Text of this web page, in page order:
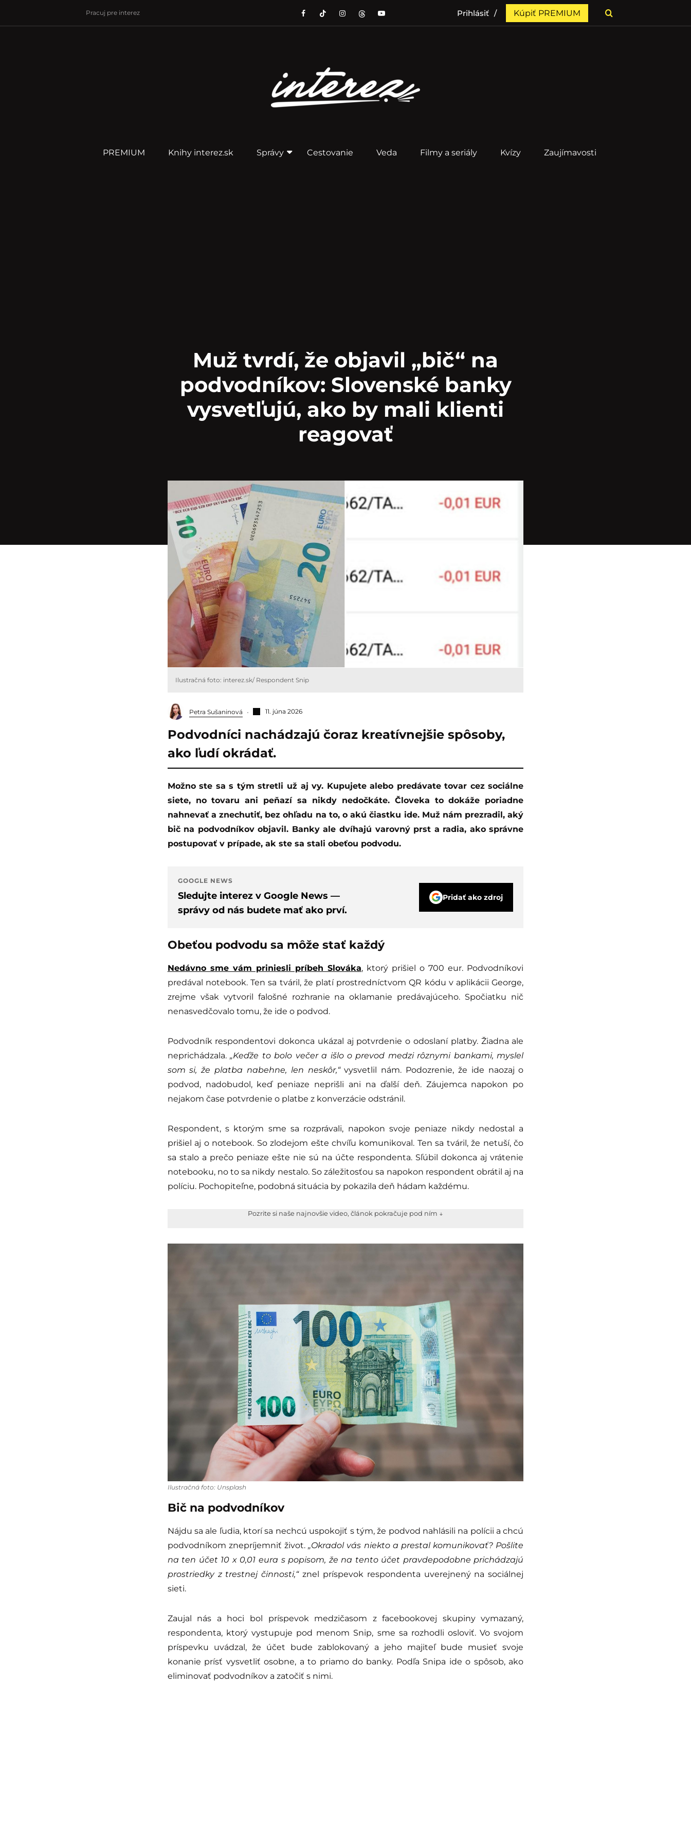
Pracuj pre interez Prihlásiť Kúpiť PREMIUM
PREMIUM Knihy interez.sk Správy Cestovanie Veda Filmy a seriály Kvízy Zaujímavosti
Muž tvrdí, že objavil „bič“ na
podvodníkov: Slovenské banky
vysvetľujú, ako by mali klienti
reagovať
Ilustračná foto: interez.sk/ Respondent Snip
Petra Sušaninová 11. júna 2026
Podvodníci nachádzajú čoraz kreatívnejšie spôsoby,
ako ľudí okrádať.
Možno ste sa s tým stretli už aj vy. Kupujete alebo predávate tovar cez sociálne
siete, no tovaru ani peňazí sa nikdy nedočkáte. Človeka to dokáže poriadne
nahnevať a znechutiť, bez ohľadu na to, o akú čiastku ide. Muž nám prezradil, aký
bič na podvodníkov objavil. Banky ale dvíhajú varovný prst a radia, ako správne
postupovať v prípade, ak ste sa stali obeťou podvodu.
GOOGLE NEWS
Sledujte interez v Google News —
správy od nás budete mať ako prví.
Pridať ako zdroj
Obeťou podvodu sa môže stať každý
Nedávno sme vám priniesli príbeh Slováka, ktorý prišiel o 700 eur. Podvodníkovi
predával notebook. Ten sa tváril, že platí prostredníctvom QR kódu v aplikácii George,
zrejme však vytvoril falošné rozhranie na oklamanie predávajúceho. Spočiatku nič
nenasvedčovalo tomu, že ide o podvod.
Podvodník respondentovi dokonca ukázal aj potvrdenie o odoslaní platby. Žiadna ale
neprichádzala.„Keďže to bolo večer a išlo o prevod medzi rôznymi bankami, myslel
som si, že platba nabehne, len neskôr,“vysvetlil nám. Podozrenie, že ide naozaj o
podvod, nadobudol, keď peniaze neprišli ani na ďalší deň. Záujemca napokon po
nejakom čase potvrdenie o platbe z konverzácie odstránil.
Respondent, s ktorým sme sa rozprávali, napokon svoje peniaze nikdy nedostal a
prišiel aj o notebook. So zlodejom ešte chvíľu komunikoval. Ten sa tváril, že netuší, čo
sa stalo a prečo peniaze ešte nie sú na účte respondenta. Sľúbil dokonca aj vrátenie
notebooku, no to sa nikdy nestalo. So záležitosťou sa napokon respondent obrátil aj na
políciu. Pochopiteľne, podobná situácia by pokazila deň hádam každému.
Pozrite si naše najnovšie video, článok pokračuje pod ním ↓
Ilustračná foto: Unsplash
Bič na podvodníkov
Nájdu sa ale ľudia, ktorí sa nechcú uspokojiť s tým, že podvod nahlásili na polícii a chcú
podvodníkom znepríjemniť život.„Okradol vás niekto a prestal komunikovať? Pošlite
na ten účet 10 x 0,01 eura s popisom, že na tento účet pravdepodobne prichádzajú
prostriedky z trestnej činnosti,“znel príspevok respondenta uverejnený na sociálnej
sieti.
Zaujal nás a hoci bol príspevok medzičasom z facebookovej skupiny vymazaný,
respondenta, ktorý vystupuje pod menom Snip, sme sa rozhodli osloviť. Vo svojom
príspevku uvádzal, že účet bude zablokovaný a jeho majiteľ bude musieť svoje
konanie prísť vysvetliť osobne, a to priamo do banky. Podľa Snipa ide o spôsob, ako
eliminovať podvodníkov a zatočiť s nimi.